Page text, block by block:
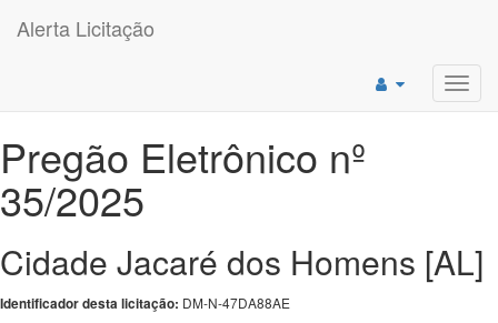
Alerta Licitação
Pregão Eletrônico nº
35/2025
Cidade Jacaré dos Homens [AL]
Identificador desta licitação: DM-N-47DA88AE